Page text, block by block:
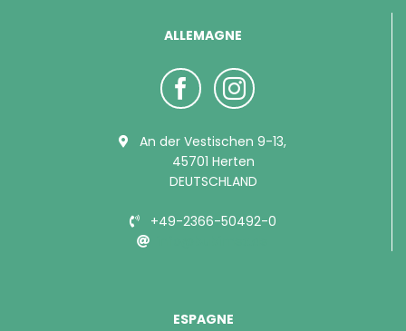
ALLEMAGNE
An der Vestischen 9-13,
45701 Herten
DEUTSCHLAND
+49-2366-50492-0
ESPAGNE